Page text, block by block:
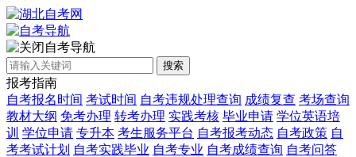
自考导航
搜索
报考指南
自考报名时间 考试时间 自考违规处理查询 成绩复查 考场查询
教材大纲 免考办理 转考办理 实践考核 毕业申请 学位英语培
训 学位申请 专升本 考生服务平台 自考报考动态 自考政策 自
考考试计划 自考实践毕业 自考专业 自考成绩查询 自考问答